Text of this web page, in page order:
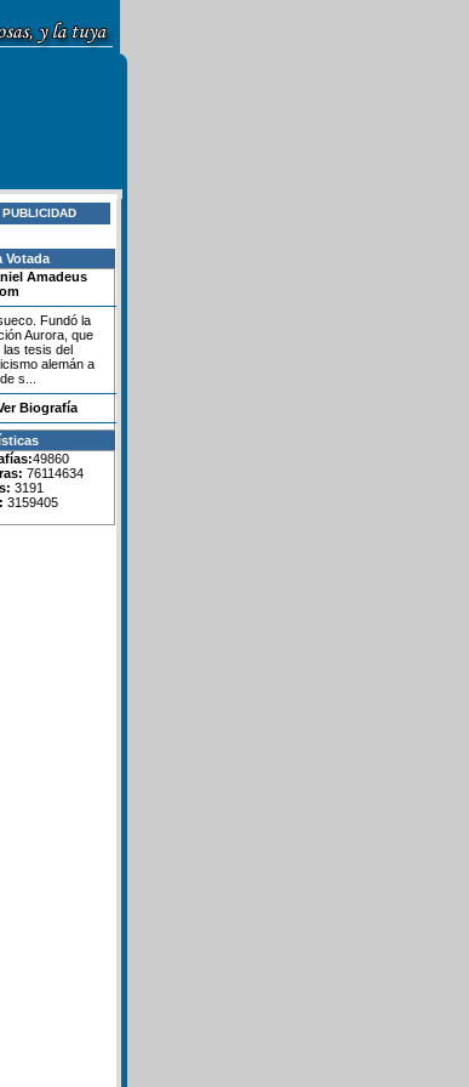
PUBLICIDAD
Votada
Amadeus
Fundó la
Aurora, que
las tesis del
alemán a
s...
Biografía
49860
76114634
3191
3159405